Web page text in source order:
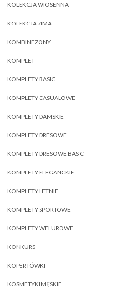
KOLEKCJA WIOSENNA
KOLEKCJA ZIMA
KOMBINEZONY
KOMPLET
KOMPLETY BASIC
KOMPLETY CASUALOWE
KOMPLETY DAMSKIE
KOMPLETY DRESOWE
KOMPLETY DRESOWE BASIC
KOMPLETY ELEGANCKIE
KOMPLETY LETNIE
KOMPLETY SPORTOWE
KOMPLETY WELUROWE
KONKURS
KOPERTÓWKI
KOSMETYKI MĘSKIE